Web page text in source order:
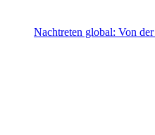
Nachtreten global: Von